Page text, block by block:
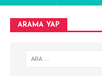
ARAMA YAP